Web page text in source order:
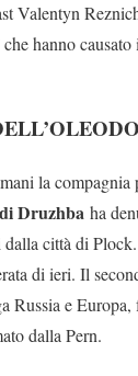
Valentyn
hanno
la compagnia
Druzhba ha
città di
di ieri. Il
Russia e
dalla Pern.